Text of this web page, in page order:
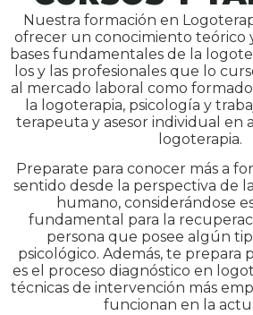
Nuestra formación en
ofrecer un conocimiento teórico
bases fundamentales de la
los y las profesionales que lo
al mercado laboral como
la logoterapia, psicología y
terapeuta y asesor individual en
logoterapia.
Preparate para conocer más a
sentido desde la perspectiva de
humano, considerándose
fundamental para la
persona que posee algún
psicológico. Además, te prepara
es el proceso diagnóstico en
técnicas de intervención más
funcionan en la